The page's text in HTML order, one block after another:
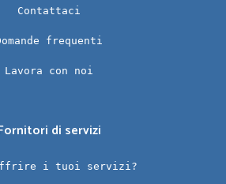
Contattaci
frequenti
Lavora con noi
di servizi
i tuoi servizi?